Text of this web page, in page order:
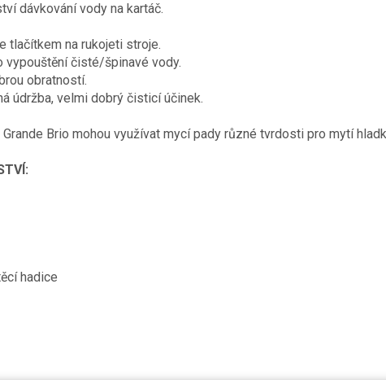
dávkování vody na kartáč.
tlačítkem na rukojeti stroje.
vypouštění čisté/špinavé vody.
obratností.
údržba, velmi dobrý čisticí účinek.
Brio mohou využívat mycí pady různé tvrdosti pro mytí
hadice